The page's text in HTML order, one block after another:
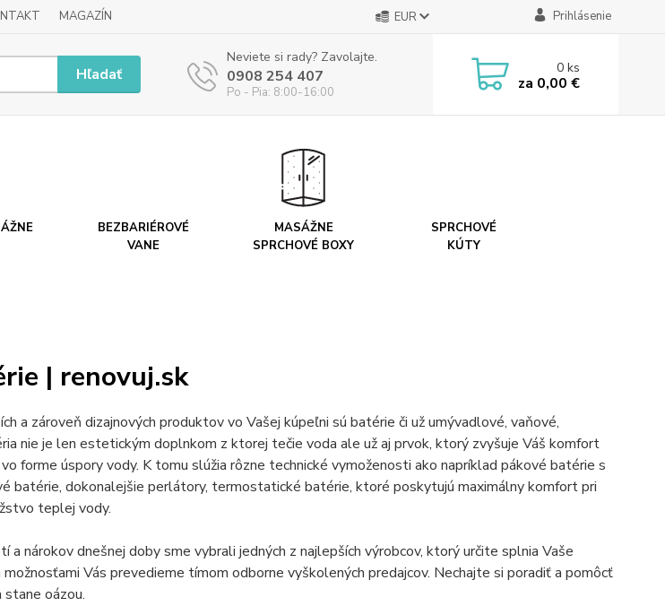
MAGAZÍN EUR Prihlásenie
Hľadať
Neviete si rady? Zavolajte.
0908 254 407
Po - Pia: 8:00-16:00
0ks
za 0,00 €
BEZBARIÉROVÉ
VANE
MASÁŽNE
SPRCHOVÉ BOXY
SPRCHOVÉ
KÚTY
| renovuj.sk
a zároveň dizajnových produktov vo Vašej kúpeľni sú batérie či už umývadlové, vaňové,
nie je len estetickým doplnkom z ktorej tečie voda ale už aj prvok, ktorý zvyšuje Váš komfort
forme úspory vody. K tomu slúžia rôzne technické vymoženosti ako napríklad pákové batérie s
batérie, dokonalejšie perlátory, termostatické batérie, ktoré poskytujú maximálny komfort pri
teplej vody.
a nárokov dnešnej doby sme vybrali jedných z najlepších výrobcov, ktorý určite splnia Vaše
Vás prevedieme tímom odborne vyškolených predajcov. Nechajte si poradiť a pomôcť
stane oázou.